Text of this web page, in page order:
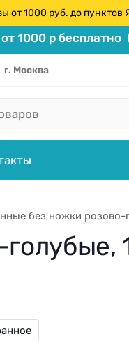
от 1000 руб. до
1000 р бесплатно
г. Москва
без ножки розово-